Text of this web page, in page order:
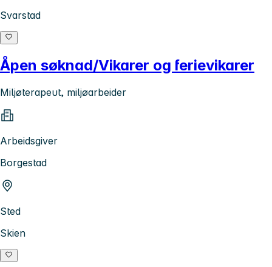
Svarstad
Åpen søknad/Vikarer og ferievikarer
Miljøterapeut, miljøarbeider
Arbeidsgiver
Borgestad
Sted
Skien